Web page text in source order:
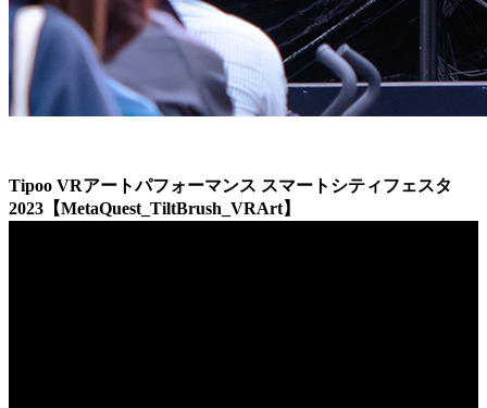
Tipoo VRアートパフォーマンス スマートシティフェスタ
2023【MetaQuest_TiltBrush_VRArt】